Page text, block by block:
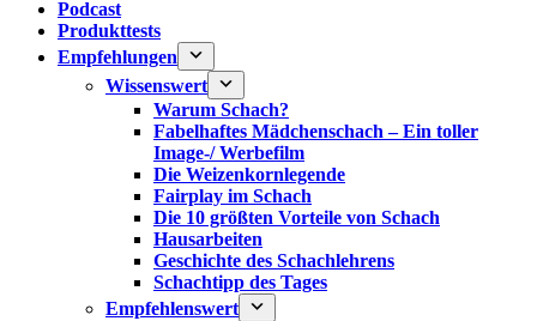
Podcast
Produkttests
Empfehlungen
Wissenswert
Warum Schach?
Fabelhaftes Mädchenschach – Ein toller
Image-/ Werbefilm
Die Weizenkornlegende
Fairplay im Schach
Die 10 größten Vorteile von Schach‎
Hausarbeiten
Geschichte des Schachlehrens
Schachtipp des Tages
Empfehlenswert